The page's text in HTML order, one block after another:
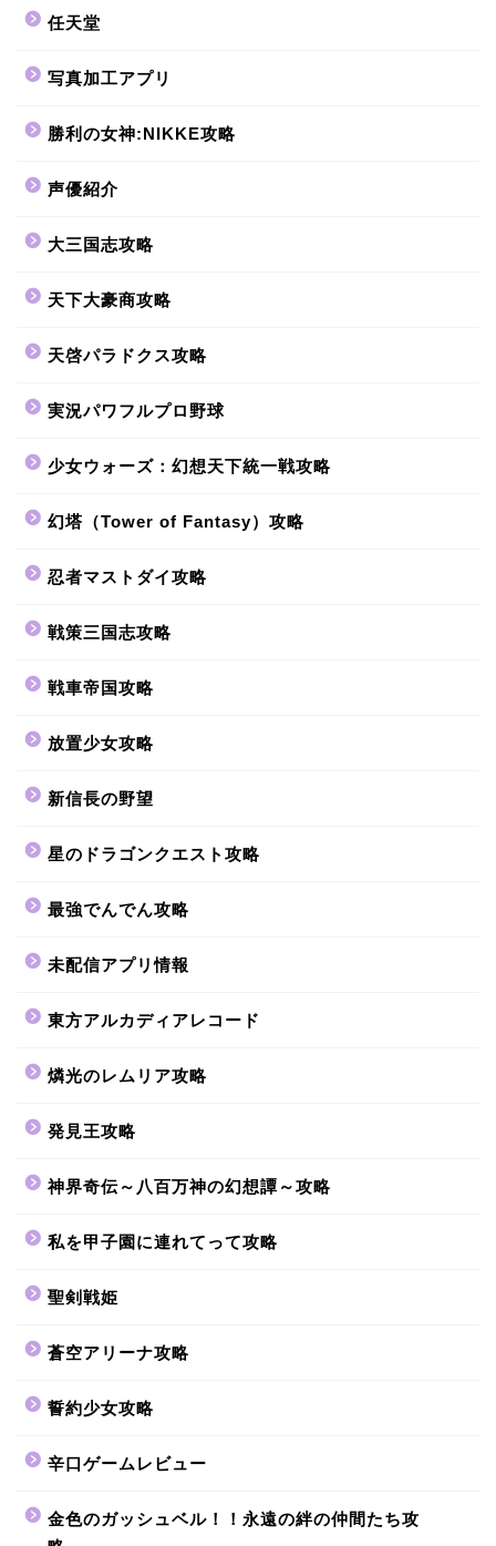
任天堂
写真加工アプリ
勝利の女神:NIKKE攻略
声優紹介
大三国志攻略
天下大豪商攻略
天啓パラドクス攻略
実況パワフルプロ野球
少女ウォーズ：幻想天下統一戦攻略
幻塔（Tower of Fantasy）攻略
忍者マストダイ攻略
戦策三国志攻略
戦車帝国攻略
放置少女攻略
新信長の野望
星のドラゴンクエスト攻略
最強でんでん攻略
未配信アプリ情報
東方アルカディアレコード
燐光のレムリア攻略
発見王攻略
神界奇伝～八百万神の幻想譚～攻略
私を甲子園に連れてって攻略
聖剣戦姫
蒼空アリーナ攻略
誓約少女攻略
辛口ゲームレビュー
金色のガッシュベル！！永遠の絆の仲間たち攻